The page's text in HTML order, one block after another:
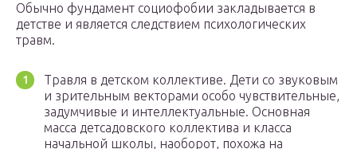
Обычно фундамент социофобии закладывается в
детстве и является следствием психологических
травм.
Травля в детском коллективе. Дети со звуковым
и зрительным векторами особо чувствительные,
задумчивые и интеллектуальные. Основная
масса детсадовского коллектива и класса
начальной школы, наоборот, похожа на